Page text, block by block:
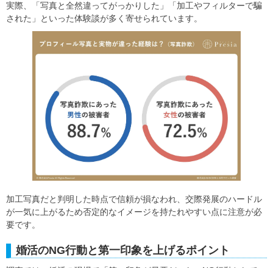
実際、「写真と全然違ってがっかりした」「加工やフィルターで騙
された」といった体験談が多く寄せられています。
加工写真だと判明した時点で信頼が損なわれ、交際発展のハードル
が一気に上がるため否定的なイメージを持たれやすい点に注意が必
要です。
婚活のNG行動と第一印象を上げるポイント